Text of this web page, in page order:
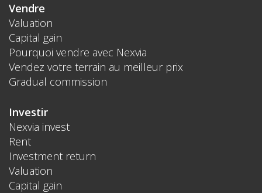
Vendre
Valuation
Capital gain
Pourquoi vendre avec Nexvia
Vendez votre terrain au meilleur prix
Gradual commission
Investir
Nexvia invest
Rent
Investment return
Valuation
Capital gain